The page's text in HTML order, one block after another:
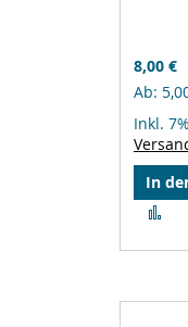
8,00 €
Ab
Inkl.
In